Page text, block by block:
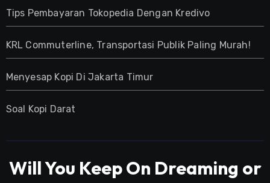
Tips Pembayaran Tokopedia Dengan Kredivo
KRL Commuterline, Transportasi Publik Paling Murah!
Menyesap Kopi Di Jakarta Timur
Soal Kopi Darat
Will You Keep On Dreaming or